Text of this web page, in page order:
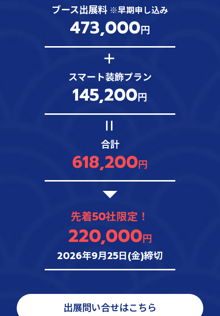
ブース出展料 ※早期申し込み
473,000円
スマート装飾プラン
145,200円
合計
618,200円
先着50社限定！
220,000円
2026年9月25日(金)締切
出展問い合せはこちら